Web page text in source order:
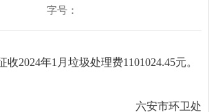
字号：
收2024年1月垃圾处理费1101024.45元。
六安市环卫处